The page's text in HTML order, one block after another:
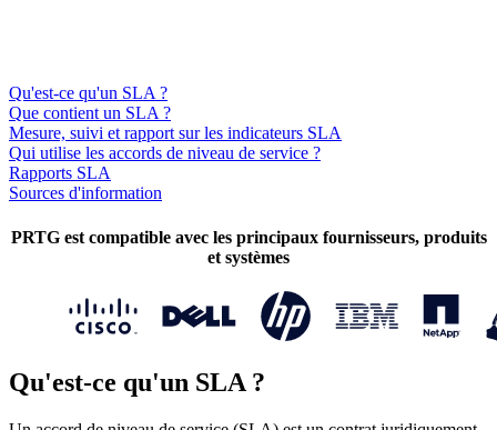
Qu'est-ce qu'un SLA ?
Que contient un SLA ?
Mesure, suivi et rapport sur les indicateurs SLA
Qui utilise les accords de niveau de service ?
Rapports SLA
Sources d'information
PRTG est compatible avec les principaux fournisseurs, produits
et systèmes
Qu'est-ce qu'un SLA ?